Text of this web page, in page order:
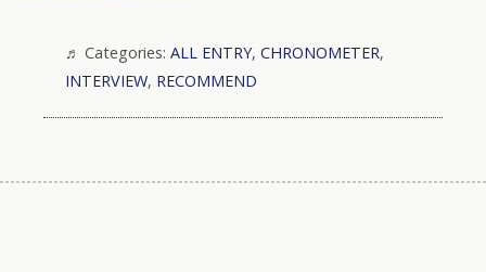
Categories: ALL ENTRY, CHRONOMETER,
INTERVIEW, RECOMMEND